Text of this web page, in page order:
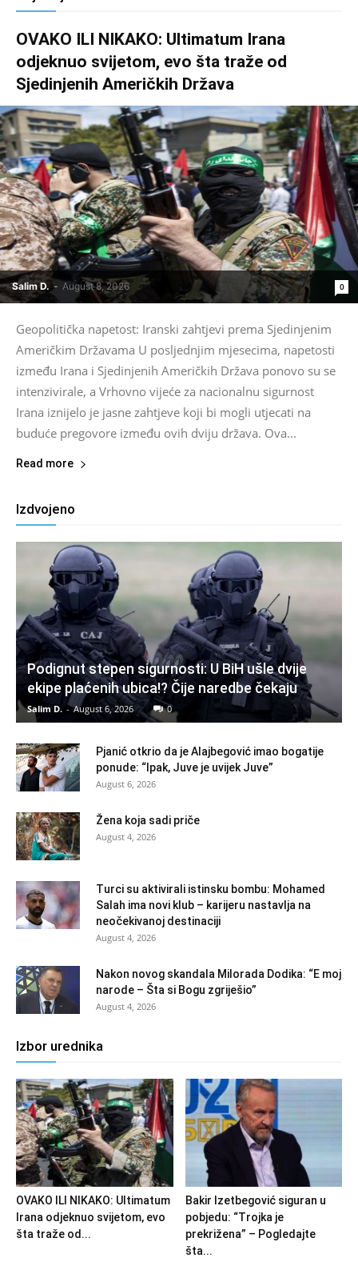
OVAKO ILI NIKAKO: Ultimatum Irana
odjeknuo svijetom, evo šta traže od
Sjedinjenih Američkih Država
Salim D. - August 8, 2026 0
Geopolitička napetost: Iranski zahtjevi prema Sjedinjenim
Američkim Državama U posljednjim mjesecima, napetosti
između Irana i Sjedinjenih Američkih Država ponovo su se
intenzivirale, a Vrhovno vijeće za nacionalnu sigurnost
Irana iznijelo je jasne zahtjeve koji bi mogli utjecati na
buduće pregovore između ovih dviju država. Ova...
Read more
Izdvojeno
Podignut stepen sigurnosti: U BiH ušle dvije
ekipe plaćenih ubica!? Čije naredbe čekaju
Salim D. - August 6, 2026 0
Pjanić otkrio da je Alajbegović imao bogatije
ponude: “Ipak, Juve je uvijek Juve”
August 6, 2026
Žena koja sadi priče
August 4, 2026
Turci su aktivirali istinsku bombu: Mohamed
Salah ima novi klub – karijeru nastavlja na
neočekivanoj destinaciji
August 4, 2026
Nakon novog skandala Milorada Dodika: “E moj
narode – Šta si Bogu zgriješio”
August 4, 2026
Izbor urednika
OVAKO ILI NIKAKO: Ultimatum
Irana odjeknuo svijetom, evo
šta traže od...
Bakir Izetbegović siguran u
pobjedu: “Trojka je
prekrižena” – Pogledajte
šta...